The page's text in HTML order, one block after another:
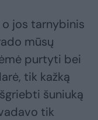
o jos tarnybinis
mūsų
purtyti bei
tik kažką
šuniuką
tik